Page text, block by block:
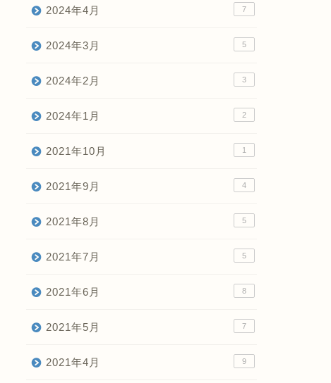
2024年4月 7
2024年3月 5
2024年2月 3
2024年1月 2
2021年10月 1
2021年9月 4
2021年8月 5
2021年7月 5
2021年6月 8
2021年5月 7
2021年4月 9